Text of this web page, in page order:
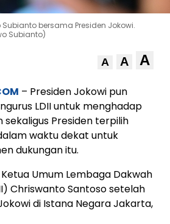
Subianto bersama Presiden Jokowi.
Subianto)
A A A
– Presiden Jokowi pun
LDII untuk menghadap
Presiden terpilih
waktu dekat untuk
dukungan itu.
Umum Lembaga Dakwah
Chriswanto Santoso setelah
di Istana Negara Jakarta,